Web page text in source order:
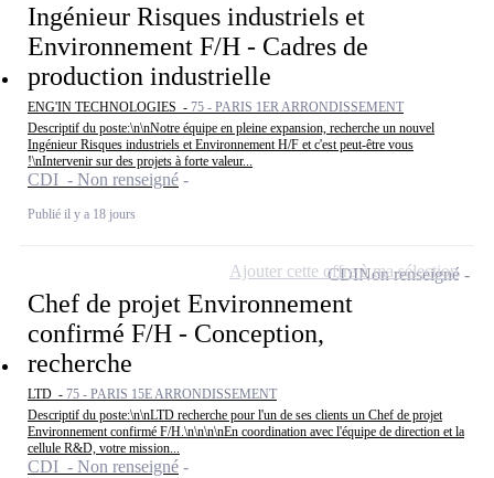
Ingénieur Risques industriels et
Environnement F/H - Cadres de
production industrielle
ENG'IN TECHNOLOGIES - 75 - PARIS 1ER ARRONDISSEMENT
Descriptif du poste:\n\nNotre équipe en pleine expansion, recherche un nouvel
Ingénieur Risques industriels et Environnement H/F et c'est peut-être vous
!\nIntervenir sur des projets à forte valeur...
CDI - Non renseigné
Publié il y a 18 jours
Chef de projet Environnement
confirmé F/H - Conception,
recherche
LTD - 75 - PARIS 15E ARRONDISSEMENT
Descriptif du poste:\n\nLTD recherche pour l'un de ses clients un Chef de projet
Environnement confirmé F/H.\n\n\n\nEn coordination avec l'équipe de direction et la
cellule R&D, votre mission...
CDI - Non renseigné
CDINon renseigné
Ajouter cette offre à ma sélection